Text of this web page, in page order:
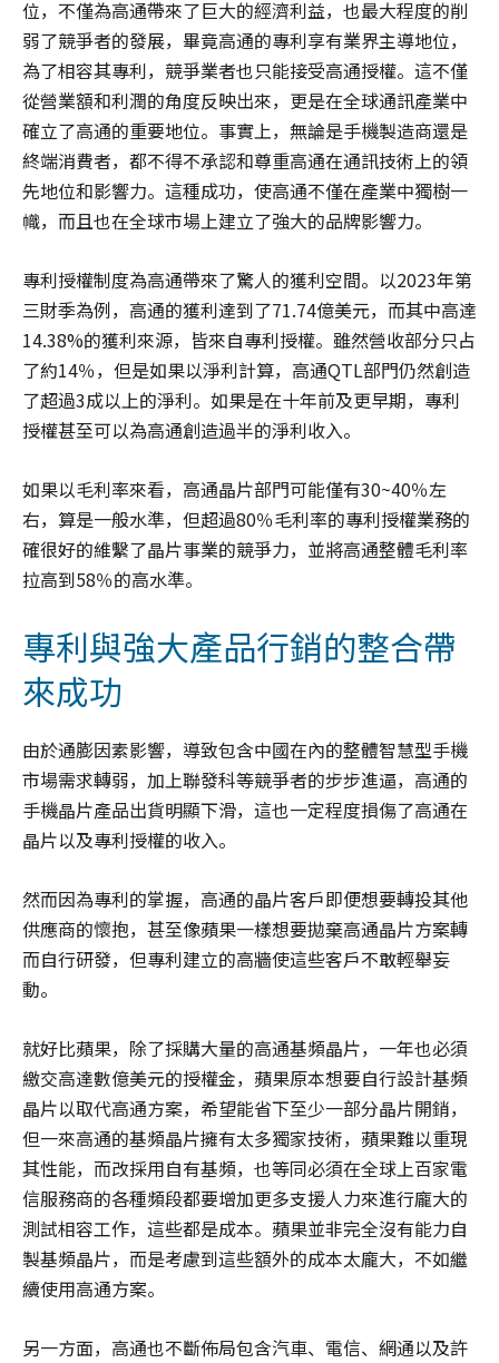
位，不僅為高通帶來了巨大的經濟利益，也最大程度的削
弱了競爭者的發展，畢竟高通的專利享有業界主導地位，
為了相容其專利，競爭業者也只能接受高通授權。這不僅
從營業額和利潤的角度反映出來，更是在全球通訊產業中
確立了高通的重要地位。事實上，無論是手機製造商還是
終端消費者，都不得不承認和尊重高通在通訊技術上的領
先地位和影響力。這種成功，使高通不僅在產業中獨樹一
幟，而且也在全球市場上建立了強大的品牌影響力。
專利授權制度為高通帶來了驚人的獲利空間。以2023年第
三財季為例，高通的獲利達到了71.74億美元，而其中高達
14.38%的獲利來源，皆來自專利授權。雖然營收部分只占
了約14％，但是如果以淨利計算，高通QTL部門仍然創造
了超過3成以上的淨利。如果是在十年前及更早期，專利
授權甚至可以為高通創造過半的淨利收入。
如果以毛利率來看，高通晶片部門可能僅有30~40％左
右，算是一般水準，但超過80％毛利率的專利授權業務的
確很好的維繫了晶片事業的競爭力，並將高通整體毛利率
拉高到58％的高水準。
專利與強大產品行銷的整合帶
來成功
由於通膨因素影響，導致包含中國在內的整體智慧型手機
市場需求轉弱，加上聯發科等競爭者的步步進逼，高通的
手機晶片產品出貨明顯下滑，這也一定程度損傷了高通在
晶片以及專利授權的收入。
然而因為專利的掌握，高通的晶片客戶即便想要轉投其他
供應商的懷抱，甚至像蘋果一樣想要拋棄高通晶片方案轉
而自行研發，但專利建立的高牆使這些客戶不敢輕舉妄
動。
就好比蘋果，除了採購大量的高通基頻晶片，一年也必須
繳交高達數億美元的授權金，蘋果原本想要自行設計基頻
晶片以取代高通方案，希望能省下至少一部分晶片開銷，
但一來高通的基頻晶片擁有太多獨家技術，蘋果難以重現
其性能，而改採用自有基頻，也等同必須在全球上百家電
信服務商的各種頻段都要增加更多支援人力來進行龐大的
測試相容工作，這些都是成本。蘋果並非完全沒有能力自
製基頻晶片，而是考慮到這些額外的成本太龐大，不如繼
續使用高通方案。
另一方面，高通也不斷佈局包含汽車、電信、網通以及許